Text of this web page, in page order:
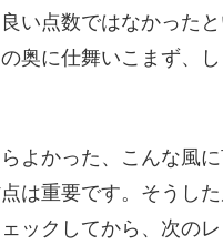
い点数ではなかった
奥に仕舞いこまず、
よかった、こんな風
は重要です。そうし
ックしてから、次の